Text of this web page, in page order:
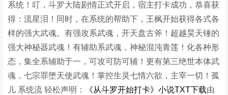
系统！叮，斗罗大陆剧情正式开启，宿主打卡成功，恭喜获
得：流星泪！同时，在系统的帮助下，王枫开始获得各式各
样的强大武魂。有强攻系武魂，开天盘古斧！超越昊天锤的
强大神秘器武魂！有辅助系武魂，神秘混沌青莲！化各种形
态，集全系辅助于一，可攻可防可辅！更有第三绝世本体武
魂，七宗罪堕天使武魂！掌控生灵七情六欲，主宰一切！孤
儿 系统流 轻松声明：
《从斗罗开始打卡》小说TXT下载由